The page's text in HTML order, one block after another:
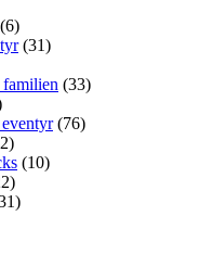
(6)
(31)
familien (33)
(76)
(10)